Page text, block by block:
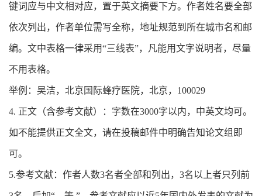
键词应与中文相对应，置于英文摘要下方。作者姓名要全部
依次列出，作者单位需写全称，地址规范到所在城市名和邮
编。文中表格一律采用“三线表”，凡能用文字说明者，尽量
不用表格。
举例：吴洁，北京国际蜂疗医院，北京，100029
4. 正文（含参考文献）：字数在3000字以内，中英文均可。
如不能提供正文全文，请在投稿邮件中明确告知论文组即
可。
5.参考文献：作者人数3名者全部和列出，3名以上者只列前